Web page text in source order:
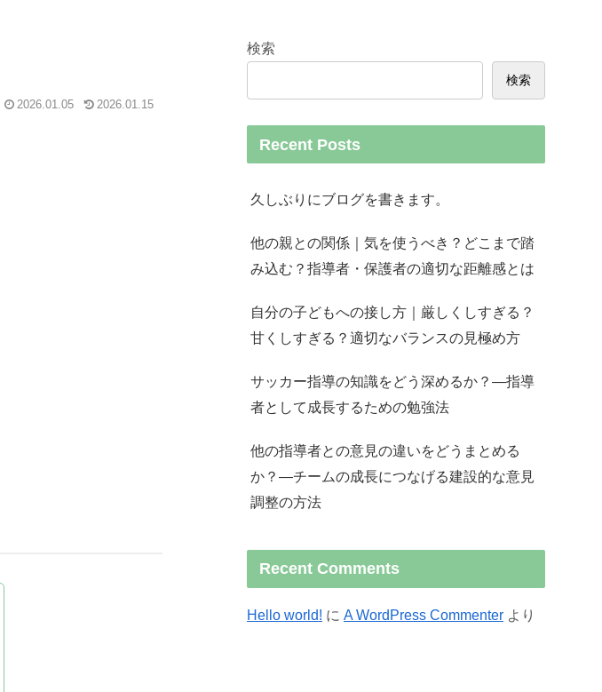
2026.01.05 2026.01.15
検索
検索
Recent Posts
久しぶりにブログを書きます。
他の親との関係｜気を使うべき？どこまで踏
み込む？指導者・保護者の適切な距離感とは
自分の子どもへの接し方｜厳しくしすぎる？
甘くしすぎる？適切なバランスの見極め方
サッカー指導の知識をどう深めるか？—指導
者として成長するための勉強法
他の指導者との意見の違いをどうまとめる
か？—チームの成長につなげる建設的な意見
調整の方法
Recent Comments
Hello world! に A WordPress Commenter より